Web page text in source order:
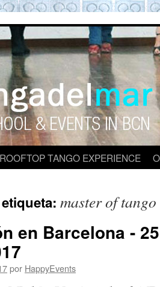
en
Rooftop
ROOFTOP TANGO EXPERIENCE
master of
en Barcelona -
por HappyEvents